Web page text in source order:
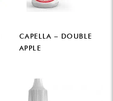
CAPELLA – DOUBLE
APPLE